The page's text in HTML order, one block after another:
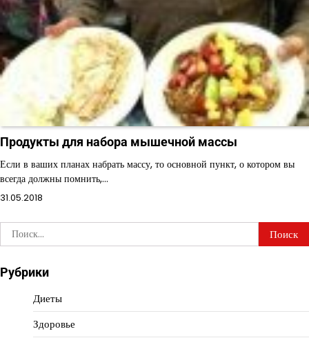
Продукты для набора мышечной массы
Если в ваших планах набрать массу, то основной пункт, о котором вы
всегда должны помнить,…
31.05.2018
Найти:
Рубрики
Диеты
Здоровье